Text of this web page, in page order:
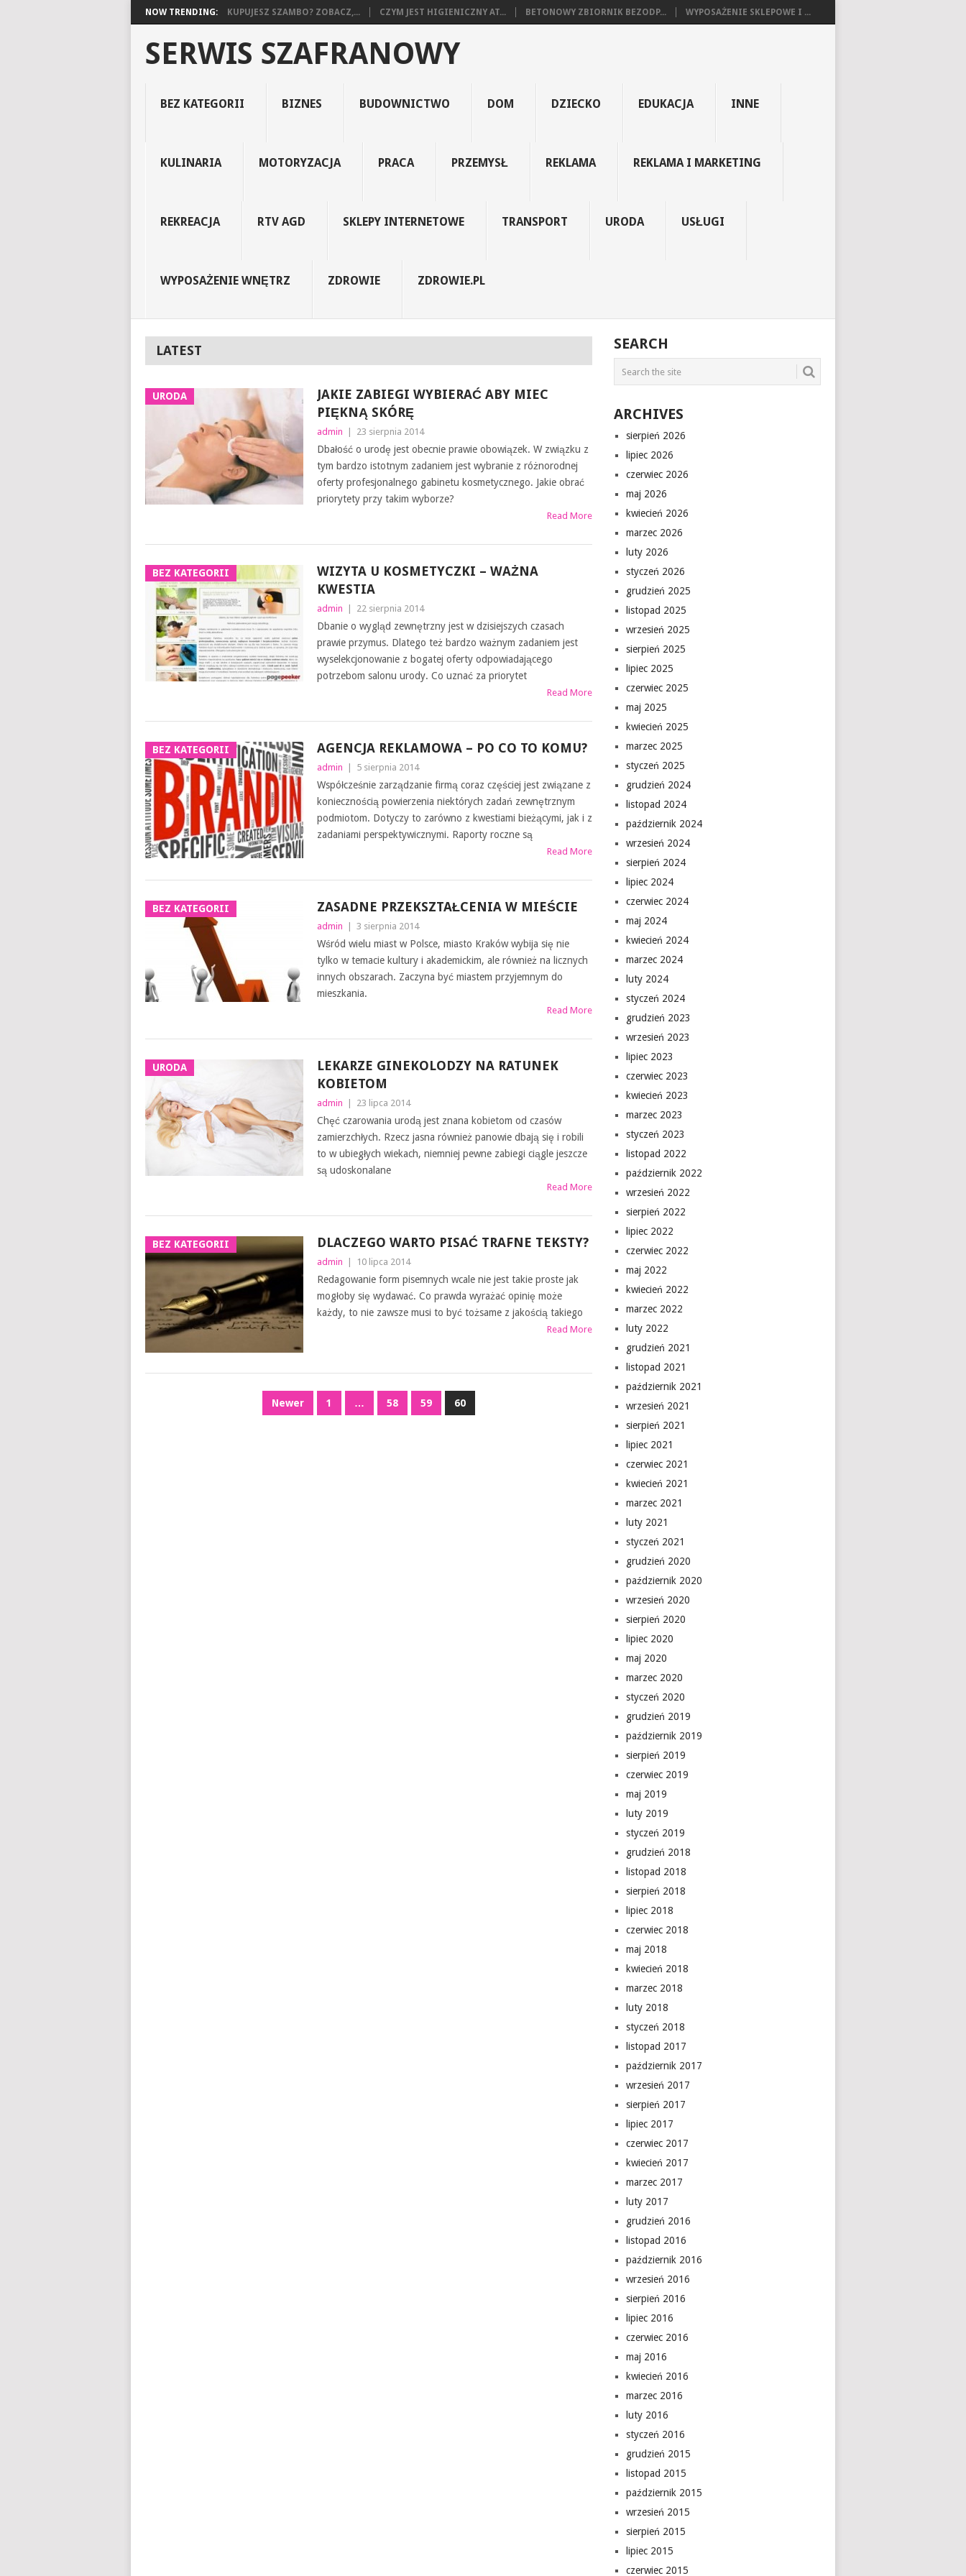
NOW TRENDING: KUPUJESZ SZAMBO? ZOBACZ,... CZYM JEST HIGIENICZNY AT... BETONOWY ZBIORNIK BEZODP... WYPOSAŻENIE SKLEPOWE I ...
SERWIS SZAFRANOWY
BEZ KATEGORII BIZNES BUDOWNICTWO DOM DZIECKO EDUKACJA INNE
KULINARIA MOTORYZACJA PRACA PRZEMYSŁ REKLAMA REKLAMA I MARKETING
REKREACJA RTV AGD SKLEPY INTERNETOWE TRANSPORT URODA USŁUGI
WYPOSAŻENIE WNĘTRZ ZDROWIE ZDROWIE.PL
LATEST
URODA
JAKIE ZABIEGI WYBIERAĆ ABY MIEC
PIĘKNĄ SKÓRĘ
admin 23 sierpnia 2014
Dbałość o urodę jest obecnie prawie obowiązek. W związku z
tym bardzo istotnym zadaniem jest wybranie z różnorodnej
oferty profesjonalnego gabinetu kosmetycznego. Jakie obrać
priorytety przy takim wyborze?
Read More
BEZ KATEGORII
WIZYTA U KOSMETYCZKI – WAŻNA
KWESTIA
admin 22 sierpnia 2014
Dbanie o wygląd zewnętrzny jest w dzisiejszych czasach
prawie przymus. Dlatego też bardzo ważnym zadaniem jest
wyselekcjonowanie z bogatej oferty odpowiadającego
potrzebom salonu urody. Co uznać za priorytet
Read More
BEZ KATEGORII AGENCJA REKLAMOWA – PO CO TO KOMU?
admin 5 sierpnia 2014
Współcześnie zarządzanie firmą coraz częściej jest związane z
koniecznością powierzenia niektórych zadań zewnętrznym
podmiotom. Dotyczy to zarówno z kwestiami bieżącymi, jak i z
zadaniami perspektywicznymi. Raporty roczne są
Read More
BEZ KATEGORII ZASADNE PRZEKSZTAŁCENIA W MIEŚCIE
admin 3 sierpnia 2014
Wśród wielu miast w Polsce, miasto Kraków wybija się nie
tylko w temacie kultury i akademickim, ale również na licznych
innych obszarach. Zaczyna być miastem przyjemnym do
mieszkania.
Read More
URODA
LEKARZE GINEKOLODZY NA RATUNEK
KOBIETOM
admin 23 lipca 2014
Chęć czarowania urodą jest znana kobietom od czasów
zamierzchłych. Rzecz jasna również panowie dbają się i robili
to w ubiegłych wiekach, niemniej pewne zabiegi ciągle jeszcze
są udoskonalane
Read More
BEZ KATEGORII DLACZEGO WARTO PISAĆ TRAFNE TEKSTY?
admin 10 lipca 2014
Redagowanie form pisemnych wcale nie jest takie proste jak
mogłoby się wydawać. Co prawda wyrażać opinię może
każdy, to nie zawsze musi to być tożsame z jakością takiego
Read More
Newer 1 … 58 59 60
SEARCH
ARCHIVES
sierpień 2026
lipiec 2026
czerwiec 2026
maj 2026
kwiecień 2026
marzec 2026
luty 2026
styczeń 2026
grudzień 2025
listopad 2025
wrzesień 2025
sierpień 2025
lipiec 2025
czerwiec 2025
maj 2025
kwiecień 2025
marzec 2025
styczeń 2025
grudzień 2024
listopad 2024
październik 2024
wrzesień 2024
sierpień 2024
lipiec 2024
czerwiec 2024
maj 2024
kwiecień 2024
marzec 2024
luty 2024
styczeń 2024
grudzień 2023
wrzesień 2023
lipiec 2023
czerwiec 2023
kwiecień 2023
marzec 2023
styczeń 2023
listopad 2022
październik 2022
wrzesień 2022
sierpień 2022
lipiec 2022
czerwiec 2022
maj 2022
kwiecień 2022
marzec 2022
luty 2022
grudzień 2021
listopad 2021
październik 2021
wrzesień 2021
sierpień 2021
lipiec 2021
czerwiec 2021
kwiecień 2021
marzec 2021
luty 2021
styczeń 2021
grudzień 2020
październik 2020
wrzesień 2020
sierpień 2020
lipiec 2020
maj 2020
marzec 2020
styczeń 2020
grudzień 2019
październik 2019
sierpień 2019
czerwiec 2019
maj 2019
luty 2019
styczeń 2019
grudzień 2018
listopad 2018
sierpień 2018
lipiec 2018
czerwiec 2018
maj 2018
kwiecień 2018
marzec 2018
luty 2018
styczeń 2018
listopad 2017
październik 2017
wrzesień 2017
sierpień 2017
lipiec 2017
czerwiec 2017
kwiecień 2017
marzec 2017
luty 2017
grudzień 2016
listopad 2016
październik 2016
wrzesień 2016
sierpień 2016
lipiec 2016
czerwiec 2016
maj 2016
kwiecień 2016
marzec 2016
luty 2016
styczeń 2016
grudzień 2015
listopad 2015
październik 2015
wrzesień 2015
sierpień 2015
lipiec 2015
czerwiec 2015